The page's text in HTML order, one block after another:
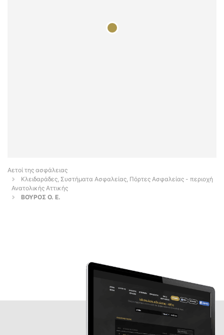
Αετοί της ασφάλειας
Κλειδαράδες, Συστήματα Ασφαλείας, Πόρτες Ασφαλείας - περιοχή
Ανατολικής Αττικής
ΒΟΥΡΟΣ Ο. Ε.